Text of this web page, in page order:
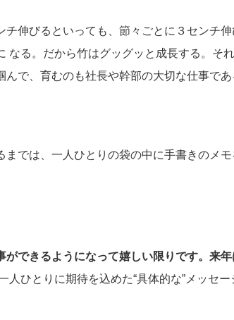
伸びるといっても、節々ごとに３センチ
なる。だから竹はグッグッと成長する。そ
で、育むのも社長や幹部の大切な仕事であ
では、一人ひとりの袋の中に手書きのメ
できるようになって嬉しい限りです。来年
人ひとりに期待を込めた“具体的な”メッセー